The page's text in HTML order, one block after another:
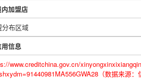
加盟店
分布区域
信息
www.creditchina.gov.cn/
（数据来源：